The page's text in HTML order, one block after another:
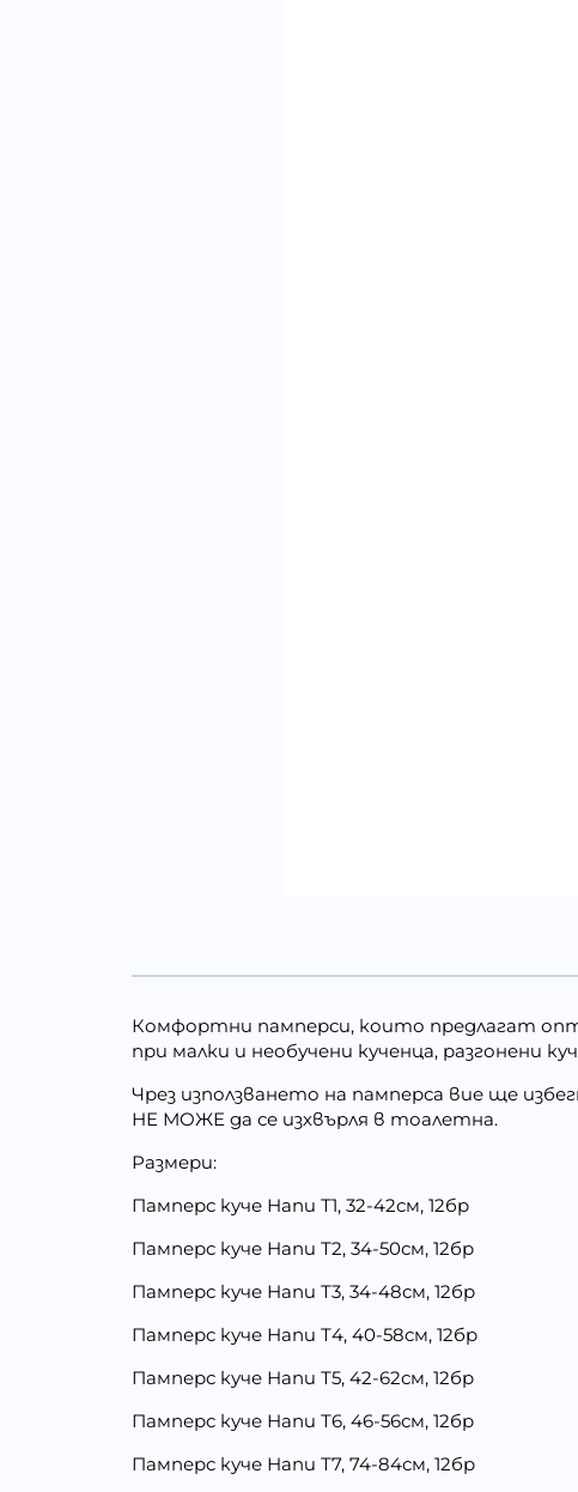
Комфортни памперси, които предлагат
при малки и необучени кученца, разгонени
Чрез използването на памперса вие ще
НЕ МОЖЕ да се изхвърля в тоалетна.
Размери:
Памперс куче Напи Т1, 32-42см, 12бр
Памперс куче Напи Т2, 34-50см, 12бр
Памперс куче Напи Т3, 34-48см, 12бр
Памперс куче Напи Т4, 40-58см, 12бр
Памперс куче Напи Т5, 42-62см, 12бр
Памперс куче Напи Т6, 46-56см, 12бр
Памперс куче Напи Т7, 74-84см, 12бр